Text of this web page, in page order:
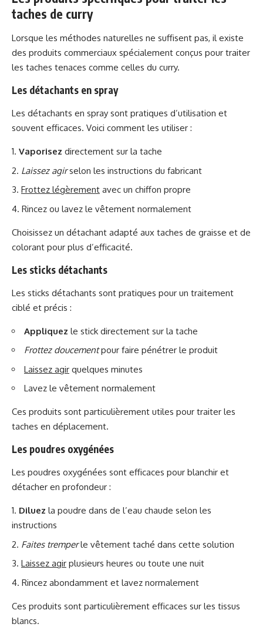
taches de curry
Lorsque les méthodes naturelles ne suffisent pas, il existe
des produits commerciaux spécialement conçus pour traiter
les taches tenaces comme celles du curry.
Les détachants en spray
Les détachants en spray sont pratiques d’utilisation et
souvent efficaces. Voici comment les utiliser :
Vaporisez directement sur la tache
Laissez agirselon les instructions du fabricant
Frottez légèrement avec un chiffon propre
Rincez ou lavez le vêtement normalement
Choisissez un détachant adapté aux taches de graisse et de
colorant pour plus d’efficacité.
Les sticks détachants
Les sticks détachants sont pratiques pour un traitement
ciblé et précis :
Appliquez le stick directement sur la tache
Frottez doucementpour faire pénétrer le produit
Laissez agir quelques minutes
Lavez le vêtement normalement
Ces produits sont particulièrement utiles pour traiter les
taches en déplacement.
Les poudres oxygénées
Les poudres oxygénées sont efficaces pour blanchir et
détacher en profondeur :
Diluez la poudre dans de l’eau chaude selon les
instructions
Faites tremperle vêtement taché dans cette solution
Laissez agir plusieurs heures ou toute une nuit
Rincez abondamment et lavez normalement
Ces produits sont particulièrement efficaces sur les tissus
blancs.